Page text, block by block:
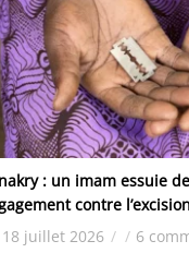
: un imam essuie
contre l’excision
18 juillet 2026 / / 6